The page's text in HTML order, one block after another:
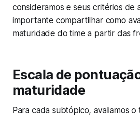
consideramos e seus critérios de
importante compartilhar como
maturidade do time a partir das
Escala de
maturidade
Para cada subtópico, avaliamos o